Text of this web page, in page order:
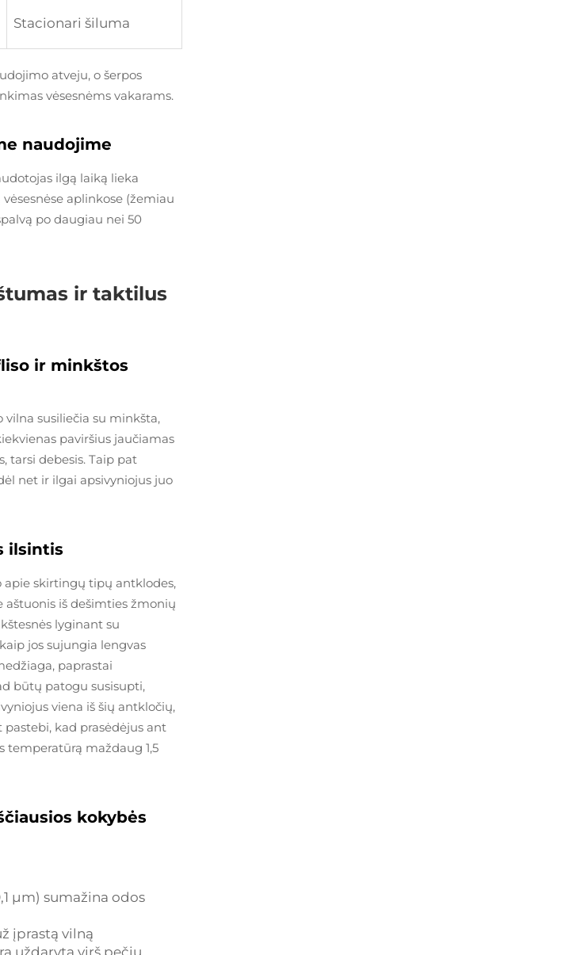
Stacionari šiluma
atveju, o šerpos
vėsesnėms vakarams.
naudojime
ilgą laiką lieka
aplinkose (žemiau
po daugiau nei 50
ir taktilus
ir minkštos
susiliečia su minkšta,
paviršius jaučiamas
tarsi debesis. Taip pat
net ir ilgai apsivyniojus juo
ilsintis
apie skirtingų tipų antklodes,
iš dešimties žmonių
lyginant su
jos sujungia lengvas
paprastai
būtų patogu susisupti,
viena iš šių antkločių,
pastebi, kad prasėdėjus ant
temperatūrą maždaug 1,5
kokybės
μm) sumažina odos
įprastą vilną
uždaryta virš pečių